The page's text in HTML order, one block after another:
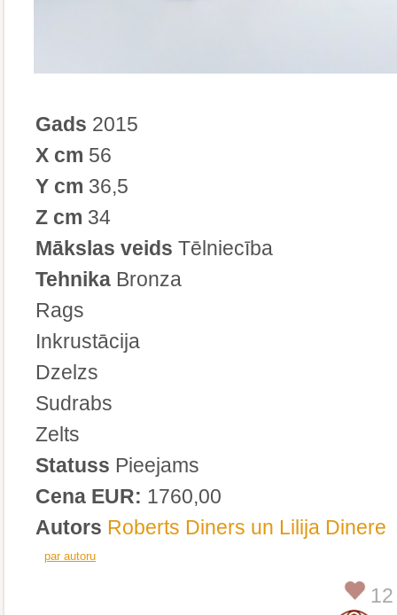
Gads 2015
X cm 56
Y cm 36,5
Z cm 34
Mākslas veids Tēlniecība
Tehnika Bronza
Rags
Inkrustācija
Dzelzs
Sudrabs
Zelts
Statuss Pieejams
Cena EUR: 1760,00
Autors Roberts Diners un Lilija Dinere
par autoru
12